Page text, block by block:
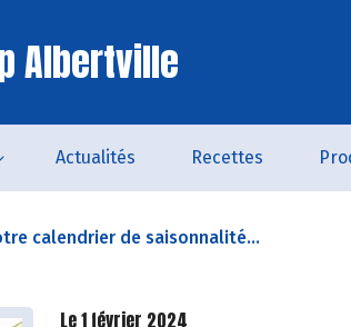
Albertville
Actualités Recettes
calendrier de saisonnalité...
Le 1 février 2024